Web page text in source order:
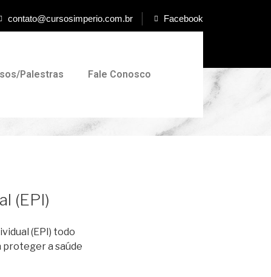
contato@cursosimperio.com.br Facebook
Palestras Fale Conosco
(EPI)
(EPI) todo
proteger a saúde